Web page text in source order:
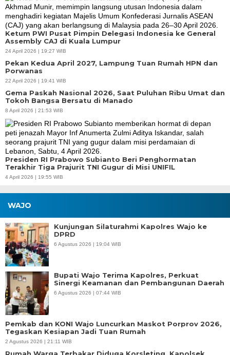
Ketum PWI Pusat Pimpin Delegasi Indonesia ke General
Assembly CAJ di Kuala Lumpur
24 April 2026 | 19:27 WIB
Pekan Kedua April 2027, Lampung Tuan Rumah HPN dan
Porwanas
22 April 2026 | 19:41 WIB
Gema Paskah Nasional 2026, Saat Puluhan Ribu Umat dan
Tokoh Bangsa Bersatu di Manado
8 April 2026 | 21:53 WIB
Presiden RI Prabowo Subianto Beri Penghormatan
Terakhir Tiga Prajurit TNI Gugur di Misi UNIFIL
4 April 2026 | 19:55 WIB
WAJO
Kunjungan Silaturahmi Kapolres Wajo ke
DPRD
6 Agustus 2026 | 19:04 WIB
Bupati Wajo Terima Kapolres, Perkuat
Sinergi Keamanan dan Pembangunan Daerah
6 Agustus 2026 | 07:44 WIB
Pemkab dan KONI Wajo Luncurkan Maskot Porprov 2026,
Tegaskan Kesiapan Jadi Tuan Rumah
2 Agustus 2026 | 21:11 WIB